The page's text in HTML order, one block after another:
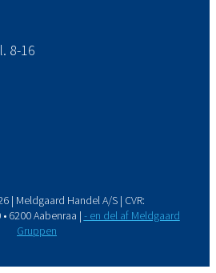
8-16
| Meldgaard Handel A/S | CVR:
6200 Aabenraa | - en del af Meldgaard
Gruppen